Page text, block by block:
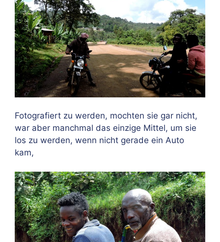
Fotografiert zu werden, mochten sie gar nicht,
war aber manchmal das einzige Mittel, um sie
los zu werden, wenn nicht gerade ein Auto
kam,